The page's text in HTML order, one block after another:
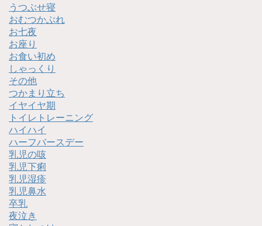
うつぶせ寝
おむつかぶれ
お七夜
お座り
お食い初め
しゃっくり
その他
つかまり立ち
イヤイヤ期
トイレトレーニング
ハイハイ
ハーフバースデー
乳児の咳
乳児下痢
乳児湿疹
乳児鼻水
卒乳
夜泣き